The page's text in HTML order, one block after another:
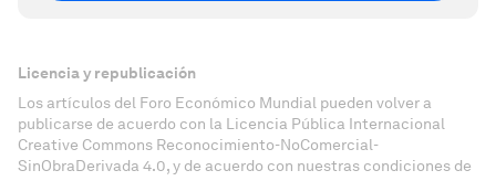
Licencia y republicación
Los artículos del Foro Económico Mundial pueden volver a
publicarse de acuerdo con la Licencia Pública Internacional
Creative Commons Reconocimiento-NoComercial-
SinObraDerivada 4.0, y de acuerdo con nuestras condiciones de